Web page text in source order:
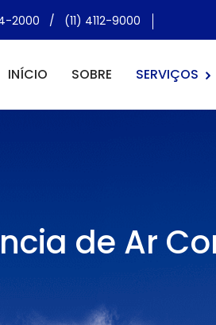
2000 / (11) 4112-9000
INÍCIO SOBRE SERVIÇOS
de Ar